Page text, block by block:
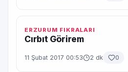
ERZURUM FIKRALARI
Cırbıt Görirem
11 Şubat 2017 00:53 2 dk 0